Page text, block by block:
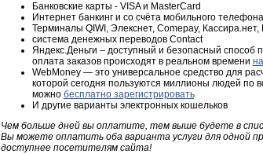
Банковские карты - VISA и MasterCard
Интернет банкинг и со счёта мобильного телефона
Терминалы QIWI, Элекснет, Comepay,
система денежных переводов Contact
Яндекс.Деньги – доступный и безопасный способ
оплата заказов происходят в реальном времени
WebMoney — это универсальное средство для
которой сегодня пользуются миллионы людей по
можно бесплатно зарегистрировать
И другие варианты электронных кошельков
Чем больше дней вы оплатите, тем выше будете в
Вы можете оплатить оба варианта услуги для одной
доступнее посетителям сайта!